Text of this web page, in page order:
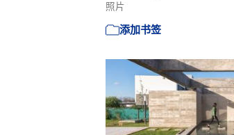
照片
添加书签